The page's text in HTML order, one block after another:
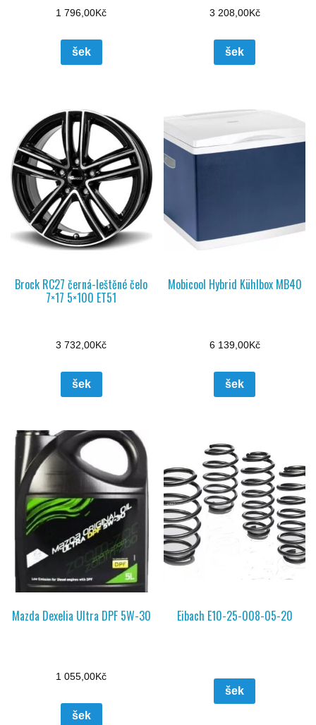
1 796,00Kč
šek
3 208,00Kč
šek
Brock RC27 černá-leštěné čelo
7×17 5×100 ET51
3 732,00Kč
šek
Mobicool Hybrid Kühlbox MB40
6 139,00Kč
šek
Mazda Dexelia Ultra DPF 5W-30
1 055,00Kč
šek
Eibach E10-25-008-05-20
šek